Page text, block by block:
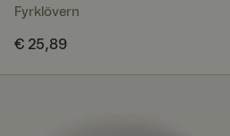
Fyrklövern
Prijs:€ 25,89
€ 25,89